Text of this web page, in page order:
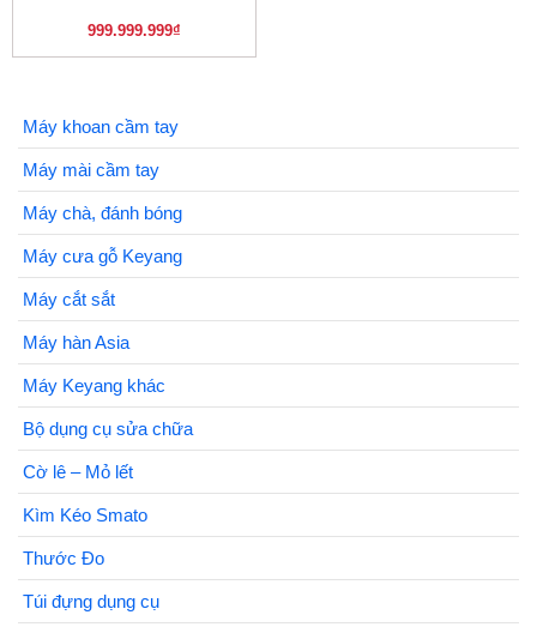
999.999.999₫
Máy khoan cầm tay
Máy mài cầm tay
Máy chà, đánh bóng
Máy cưa gỗ Keyang
Máy cắt sắt
Máy hàn Asia
Máy Keyang khác
Bộ dụng cụ sửa chữa
Cờ lê – Mỏ lết
Kìm Kéo Smato
Thước Đo
Túi đựng dụng cụ